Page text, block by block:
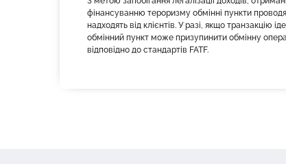
фінансуванню тероризму обмінні пункти
надходять від клієнтів. У разі, якщо транзакцію
обмінний пункт може призупинити обмінну
відповідно до стандартів FATF.